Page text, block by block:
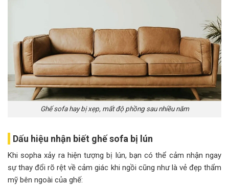
Ghế sofa hay bị xẹp, mất độ phồng sau nhiều năm
Dấu hiệu nhận biết ghế sofa bị lún
Khi sopha xảy ra hiện tượng bị lún, bạn có thể cảm nhận ngay
sự thay đổi rõ rệt về cảm giác khi ngồi cũng như là vẻ đẹp thẩm
mỹ bên ngoài của ghế: